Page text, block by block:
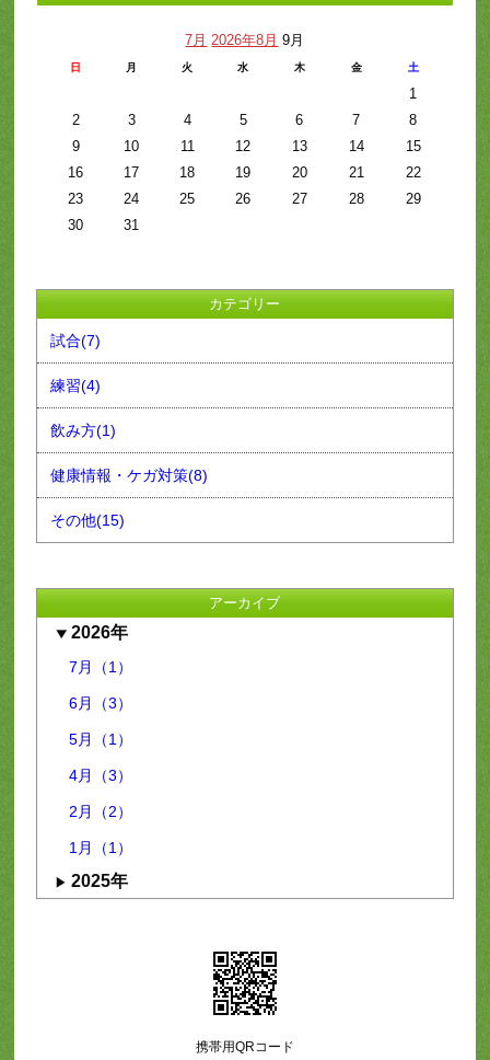
7月 2026年8月 9月
日 月 火 水 木 金 土
1
2
3 4 5 6 7
8
9
10 11 12 13 14
15
16
17 18 19 20 21
22
23
24 25 26 27 28
29
30
31
カテゴリー
試合(7)
練習(4)
飲み方(1)
健康情報・ケガ対策(8)
その他(15)
アーカイブ
2026年
7月（1）
6月（3）
5月（1）
4月（3）
2月（2）
1月（1）
2025年
携帯用QRコード